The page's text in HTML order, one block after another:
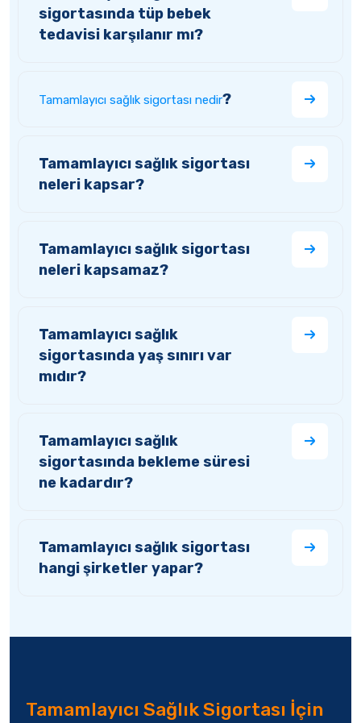
sigortasında tüp bebek
tedavisi karşılanır mı?
Tamamlayıcı sağlık sigortası nedir?
Tamamlayıcı sağlık sigortası
neleri kapsar?
Tamamlayıcı sağlık sigortası
neleri kapsamaz?
Tamamlayıcı sağlık
sigortasında yaş sınırı var
mıdır?
Tamamlayıcı sağlık
sigortasında bekleme süresi
ne kadardır?
Tamamlayıcı sağlık sigortası
hangi şirketler yapar?
Tamamlayıcı Sağlık Sigortası İçin